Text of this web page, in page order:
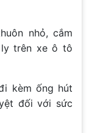
nhỏ, cắm
trên xe ô tô
kèm ống hút
đối với sức